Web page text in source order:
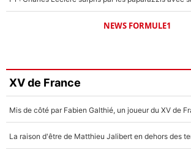
NEWS FORMULE1
XV de France